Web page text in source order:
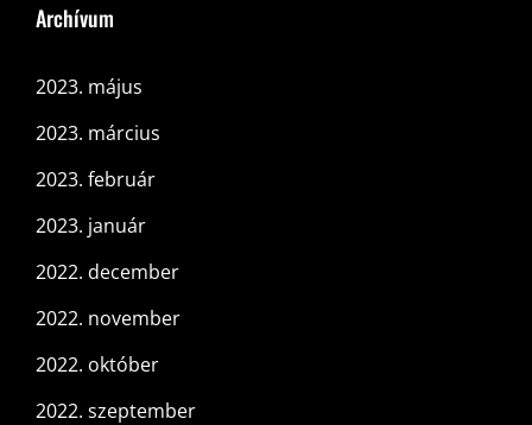
Archívum
2023. május
2023. március
2023. február
2023. január
2022. december
2022. november
2022. október
2022. szeptember